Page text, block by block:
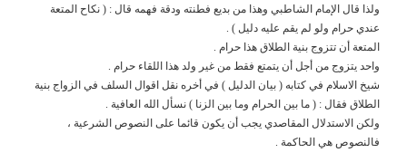
ولذا قال الإمام الشاطبي وهذا من بديع فطنته ودقة فهمه قال : ( نكاح المتعة
عندي حرام ولو لم يقم عليه دليل ) .
المتعة أن تتزوج بنية الطلاق هذا حرام .
واحد يتزوج من أجل أن يتمتع فقط من غير ولد هذا اللقاء حرام .
شيخ الاسلام في كتابه ( بيان الدليل ) في أخره نقل اقوال السلف في الزواج بنية
الطلاق فقال : ( ما بين الحرام وما بين الزنا ) نسأل الله العافية .
ولكن الاستدلال المقاصدي يجب أن يكون قائما على النصوص الشرعية ،
فالنصوص هي الحاكمة .